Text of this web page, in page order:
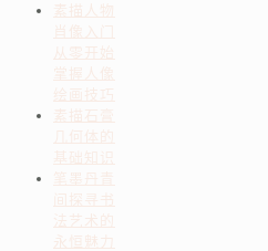
素描人物
肖像入门
从零开始
掌握人像
绘画技巧
素描石膏
几何体的
基础知识
笔墨丹青
间探寻书
法艺术的
永恒魅力